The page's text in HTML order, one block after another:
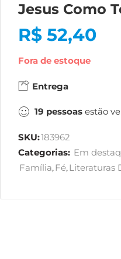
Jesus Como
R$ 52,40
Fora de estoque
Entrega
19 pessoas estão
SKU:183962
Categorias: Em
Família,Fé,Literaturas